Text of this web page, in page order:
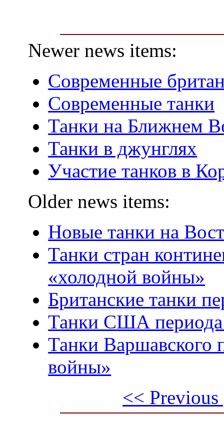
Newer news items:
Современные
Современные танки
Танки на Ближнем
Танки в джунглях
Участие танков в
Older news items:
Новые танки на
Танки стран
«холодной войны»
Британские танки
Танки США
Танки Варшавского
войны»
<< Previous